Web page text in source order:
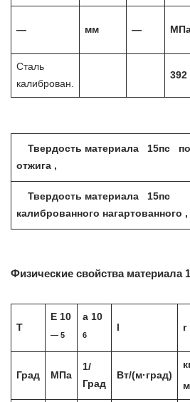
— мм —
Сталь
калиброван.
392
Твердость материала 15пс
отжига ,
Твердость материала 15пс
калиброванного
Физические свойства материала
T
E 10
— 5
a 10
6
r
Град МПа
1/
Град
Вт/(м·град)
м